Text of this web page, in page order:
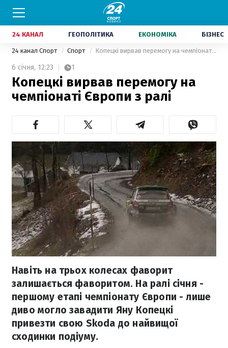
24 КАНАЛ ГЕОПОЛІТИКА ЕКОНОМІКА БІЗНЕС
24 канал Спорт Спорт Копецкі вирвав перемогу на чемпіонаті Європи з ралі
6 січня, 12:23 1
Копецкі вирвав перемогу на
чемпіонаті Європи з ралі
Навіть на трьох колесах фаворит
залишається фаворитом. На ралі січня -
першому етапі чемпіонату Європи - лише
диво могло завадити Яну Копецкі
привезти свою Skoda до найвищої
сходинки подіуму.